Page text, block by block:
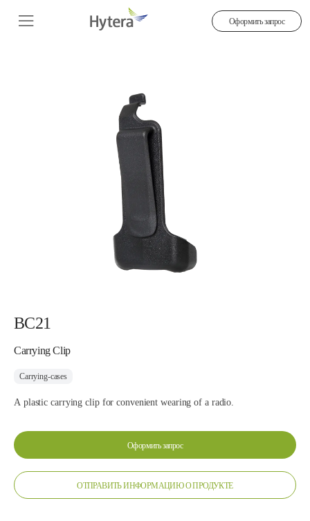
Оформить запрос
BC21
Carrying Clip
Carrying-cases
A plastic carrying clip for convenient wearing of a radio.
Оформить запрос
ОТПРАВИТЬ ИНФОРМАЦИЮ О ПРОДУКТЕ